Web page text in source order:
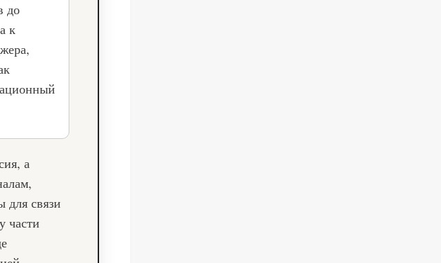
до
к
а
для связи
части